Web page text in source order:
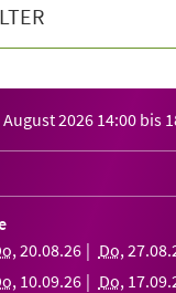
2026 14:00 bis
, 20.08.26 Do, 27.08.
, 10.09.26 Do, 17.09.